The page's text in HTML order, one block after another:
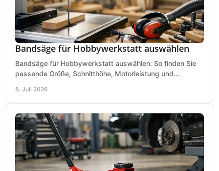
Bandsäge für Hobbywerkstatt auswählen
Bandsäge für Hobbywerkstatt auswählen: So finden Sie
passende Größe, Schnitthöhe, Motorleistung und
8. Juli 2026